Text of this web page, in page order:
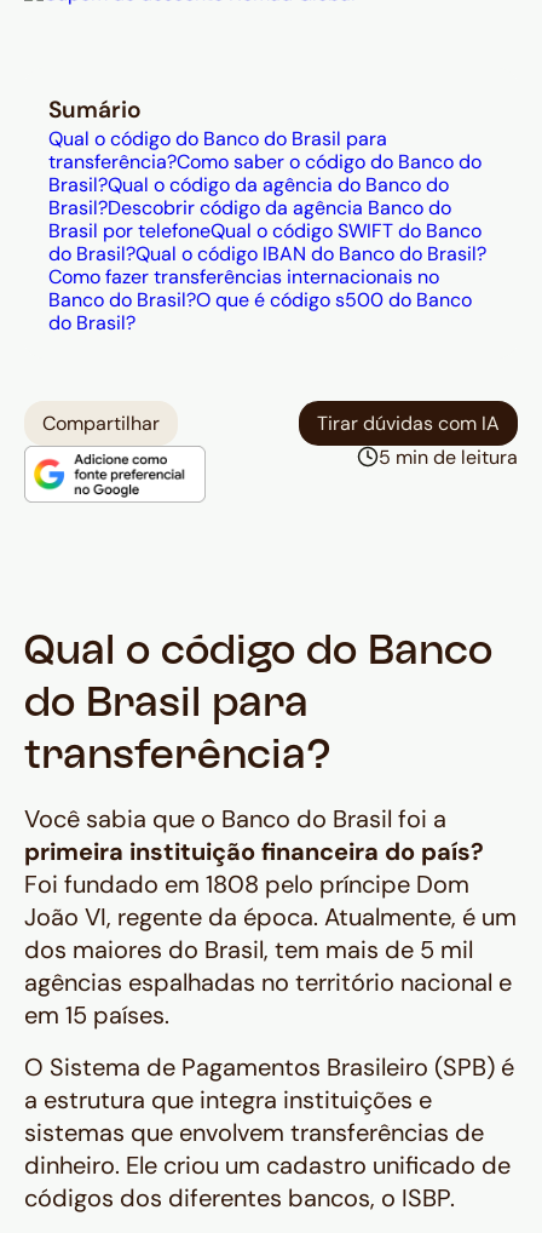
Sumário
Qual o código do Banco do Brasil para
transferência?Como saber o código do Banco do
Brasil?Qual o código da agência do Banco do
Brasil?Descobrir código da agência Banco do
Brasil por telefoneQual o código SWIFT do Banco
do Brasil?Qual o código IBAN do Banco do Brasil?
Como fazer transferências internacionais no
Banco do Brasil?O que é código s500 do Banco
do Brasil?
Compartilhar
Tirar dúvidas com IA
5 min de leitura
Qual o código do Banco
do Brasil para
transferência?
Você sabia que o Banco do Brasil foi a
primeira instituição financeira do país?
Foi fundado em 1808 pelo príncipe Dom
João VI, regente da época. Atualmente, é um
dos maiores do Brasil, tem mais de 5 mil
agências espalhadas no território nacional e
em 15 países.
O Sistema de Pagamentos Brasileiro (SPB) é
a estrutura que integra instituições e
sistemas que envolvem transferências de
dinheiro. Ele criou um cadastro unificado de
códigos dos diferentes bancos, o ISBP.